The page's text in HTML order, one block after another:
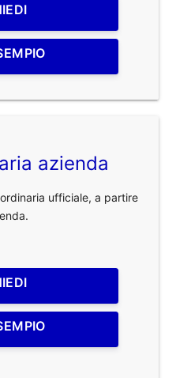
azienda
ufficiale, a partire